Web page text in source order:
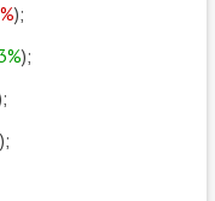
);
);
);